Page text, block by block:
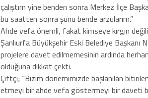
çalıştım yine benden sonra Merkez İlçe
bu saatten sonra şunu bende arzularım.”
Ahde vefa önemli, fakat kimseye kırgın
Şanlıurfa Büyükşehir Eski Belediye Başkanı
projelere davet edilmemesinin ardında
olduğuna dikkat çekti.
Çiftçi; “Bizim dönemimizde başlanılan
etmeyi bir ahde vefa göstermeyi bir daveti